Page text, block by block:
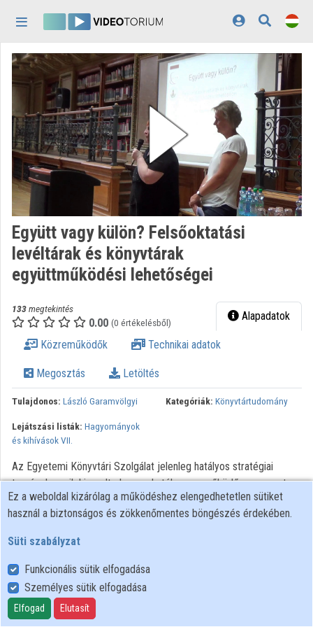
Kezdőlap
Bejelentkezés
Felfedezés
Kategóriák
Lejátszási listák
Intézmények
Közreműködők
Megjelenés:világos
Együtt vagy külön? Felsőoktatási
levéltárak és könyvtárak
együttműködési lehetőségei
133megtekintés
0.00 (0 értékelésből) Alapadatok
Közreműködők Technikai adatok
Megosztás Letöltés
Tulajdonos: László Garamvölgyi Kategóriák: Könyvtártudomány
Lejátszási listák: Hagyományok
és kihívások VII.
Az Egyetemi Könyvtári Szolgálat jelenleg hatályos stratégiai
tervének egyik kiemelt eleme a hatékonyan működő szervezet
kialakítására való törekvés, amely utal az egyetemen működő
közgyűjtemények szakmai együttműködésének javítására,
intézményi, szervezeti keretek újragondolására is. 2017-ben az
ELTE Szenátusa határozatot hozott az Egyetemi Könyvtár és az
Egyetemi Levéltár közös szervezetének kialakításáról, így azóta
az új intézmény ELTE Egyetemi Könyvtár és Levéltár néven
működik. Nem kis változás ez a több mint 450 illetve 60 éve
önállóan működő intézmények életében. Az előadás bemutatja a
Ez a weboldal kizárólag a működéshez elengedhetetlen sütiket
használ a biztonságos és zökkenőmentes böngészés érdekében.
Süti szabályzat
Funkcionális sütik elfogadása
Személyes sütik elfogadása
Elfogad Elutasít